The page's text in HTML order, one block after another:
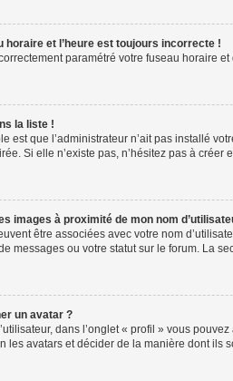
horaire et l’heure est toujours incorrecte !
paramétré votre fuseau horaire
la liste !
est que l’administrateur n’ait pas installé
Si elle n’existe pas, n’hésitez pas à
images à proximité de mon nom
être associées avec votre nom
messages ou votre statut sur le forum. La
un avatar ?
dans l’onglet « profil » vous
les avatars et décider de la manière dont ils